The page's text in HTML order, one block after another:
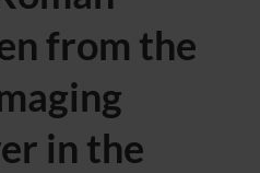
from the
in the